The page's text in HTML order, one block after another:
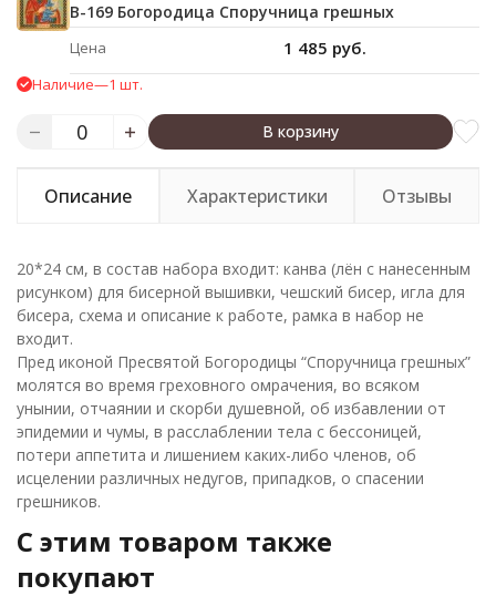
В-169 Богородица Споручница грешных
Цена 1 485 руб.
Наличие—1 шт.
В корзину
Описание Характеристики Отзывы
20*24 см, в cостав набора входит: канва (лён с нанесенным
рисунком) для бисерной вышивки, чешский бисер, игла для
бисера, схема и описание к работе, рамка в набор не
входит.
Пред иконой Пресвятой Богородицы “Споручница грешных”
молятся во время греховного омрачения, во всяком
унынии, отчаянии и скорби душевной, об избавлении от
эпидемии и чумы, в расслаблении тела с бессоницей,
потери аппетита и лишением каких-либо членов, об
исцелении различных недугов, припадков, о спасении
грешников.
C этим товаром также
покупают